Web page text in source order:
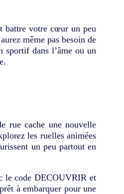
battre votre cœur un peu
même pas besoin de
sportif dans l’âme ou un
rue cache une nouvelle
les ruelles animées
un peu partout en
le code DECOUVRIR et
à embarquer pour une